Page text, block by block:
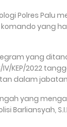
Polres Palu
yang
yang
KEP/2022
dalam jabatan
yang
Barliansyah,